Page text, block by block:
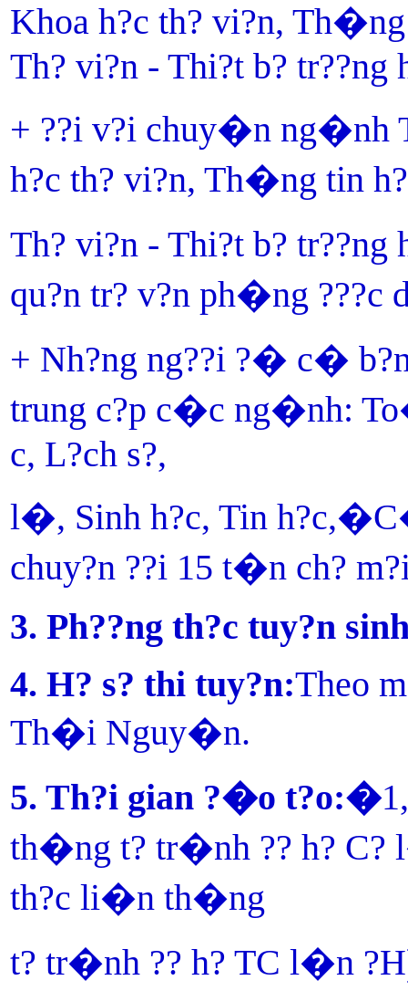
Khoa h?c th? vi?n,
Th? vi?n - Thi?t b? tr??ng
+ ??i v?i chuy�n ng�nh
h?c th? vi?n, Th�ng tin
Th? vi?n - Thi?t b?
qu?n tr? v?n ph�ng ???c
+ Nh?ng ng??i ?� c�
trung c?p c�c ng�nh:
c, L?ch s?,
l�, Sinh h?c, Tin h?c,�
chuy?n ??i 15 t�n ch?
3. Ph??ng th?c tuy?n
4. H? s? thi tuy?n:Theo
Th�i Nguy�n.
5. Th?i gian ?�o t?o:�
th�ng t? tr�nh ?? h? C?
th?c li�n th�ng
t? tr�nh ?? h? TC l�n